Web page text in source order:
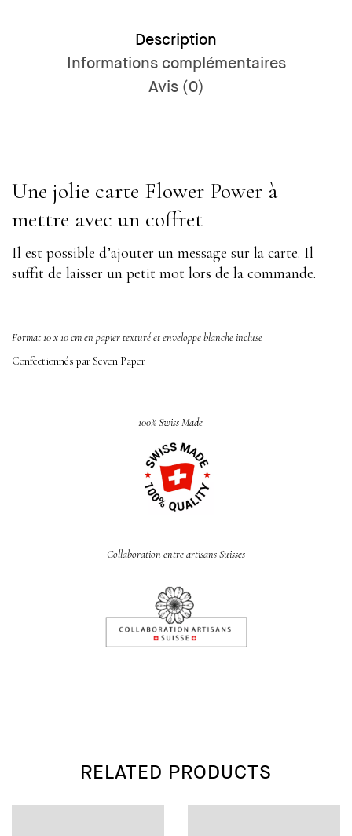
Description
Informations complémentaires
Avis (0)
Une jolie carte Flower Power à
mettre avec un coffret
Il est possible d’ajouter un message sur la carte. Il
suffit de laisser un petit mot lors de la commande.
Format 10 x 10 cm en papier texturé et enveloppe blanche incluse
Confectionnés par Seven Paper
100% Swiss Made
Collaboration entre artisans Suisses
RELATED PRODUCTS